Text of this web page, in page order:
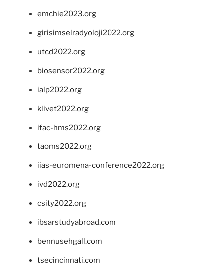
emchie2023.org
girisimselradyoloji2022.org
utcd2022.org
biosensor2022.org
ialp2022.org
klivet2022.org
ifac-hms2022.org
taoms2022.org
iias-euromena-conference2022.org
ivd2022.org
csity2022.org
ibsarstudyabroad.com
bennusehgall.com
tsecincinnati.com